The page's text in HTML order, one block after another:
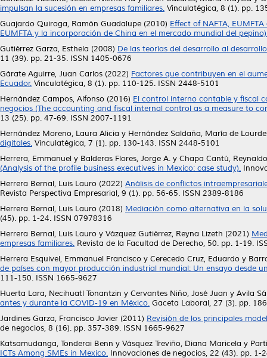
impulsan la sucesión en empresas familiares. Vinculatégica, 8 (1). pp.
Guajardo Quiroga, Ramón Guadalupe (2010) Effect of NAFTA,
EUMFTA y la incorporación de China en el mercado mundial del
Gutiérrez Garza, Esthela (2008) De las teorías del desarrollo al
11 (39). pp. 21-35. ISSN 1405-0676
Gárate Aguirre, Juan Carlos (2022) Factores que contribuyen en el
Ecuador. Vinculatégica, 8 (1). pp. 110-125. ISSN 2448-5101
Hernández Campos, Alfonso (2016) El control interno contable y fiscal
negocios (The accounting and fiscal internal control as a measure to
13 (25). pp. 47-69. ISSN 2007-1191
Hernández Moreno, Laura Alicia y Hernández Saldaña, María de
digitales. Vinculatégica, 7 (1). pp. 130-143. ISSN 2448-5101
Herrera, Emmanuel y Balderas Flores, Jorge A. y Chapa Cantú, Reynaldo
(Analysis of the profile business executives in Mexico: case study).
Herrera Bernal, Luis Lauro (2022) Análisis de conflictos
Revista Perspectiva Empresarial, 9 (1). pp. 56-65. ISSN 2389-8186
Herrera Bernal, Luis Lauro (2018) Mediación como alternativa en la
(45). pp. 1-24. ISSN 07978316
Herrera Bernal, Luis Lauro y Vázquez Gutiérrez, Reyna Lizeth (2021)
empresas familiares. Revista de la Facultad de Derecho, 50. pp. 1-19.
Herrera Esquivel, Emmanuel Francisco y Cerecedo Cruz, Eduardo y
de países con mayor producción industrial mundial: Un ensayo desde
111-150. ISSN 1665-9627
Huerta Lara, Necihuatl Tonantzin y Cervantes Niño, José Juan y Avila
antes y durante la COVID-19 en México. Gaceta Laboral, 27 (3). pp.
Jardines Garza, Francisco Javier (2011) Revisión de los principales
de negocios, 8 (16). pp. 357-389. ISSN 1665-9627
Katsamudanga, Tonderai Benn y Vásquez Treviño, Diana Maricela y
ICTs Among SMEs in Mexico. Innovaciones de negocios, 22 (43). pp. 1-